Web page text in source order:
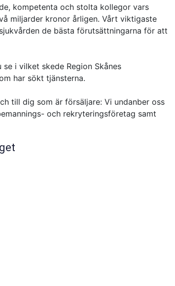
kompetenta och stolta kollegor vars
miljarder kronor årligen. Vårt viktigaste
de bästa förutsättningarna för att
i vilket skede Region Skånes
har sökt tjänsterna.
till dig som är försäljare: Vi undanber oss
och rekryteringsföretag samt